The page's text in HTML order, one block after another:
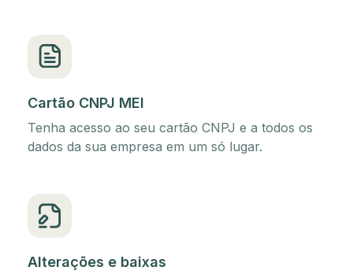
Cartão CNPJ MEI
Tenha acesso ao seu cartão CNPJ e a todos os
dados da sua empresa em um só lugar.
Alterações e baixas